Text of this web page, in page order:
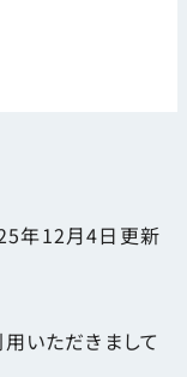
年12月4日 更新
用いただきまして